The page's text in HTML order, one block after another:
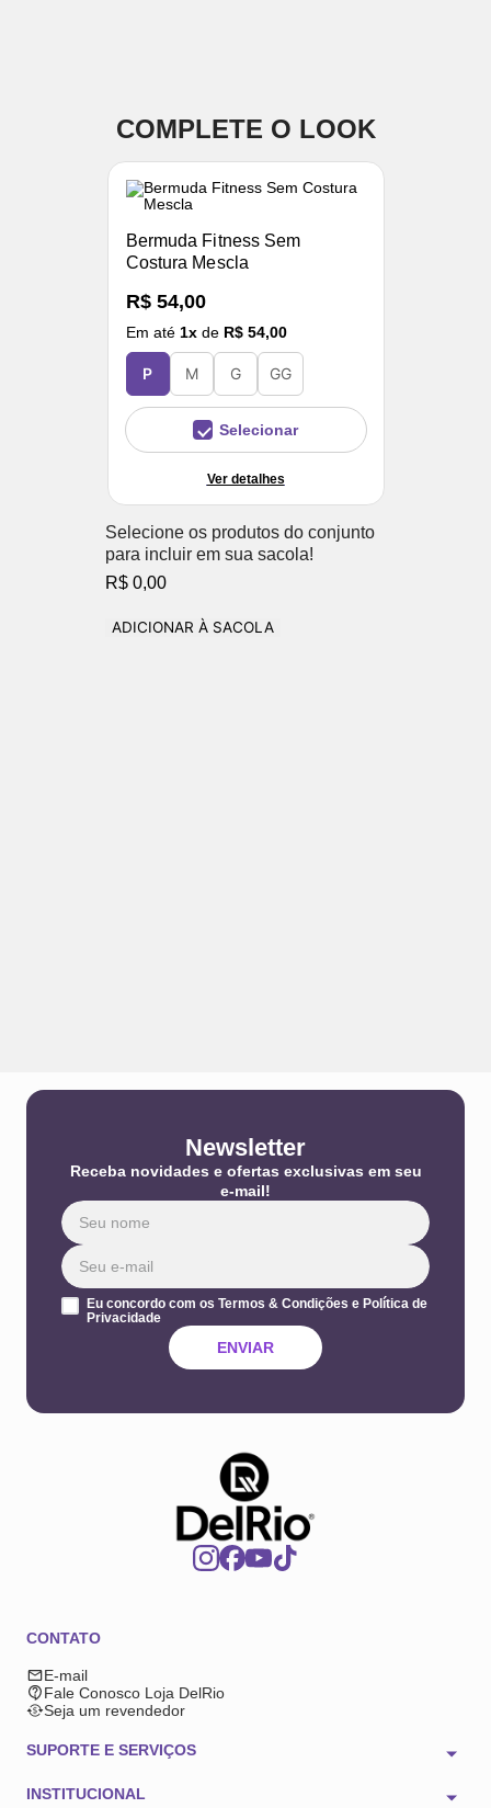
COMPLETE O LOOK
Bermuda Fitness Sem
Costura Mescla
R$ 54,00
Em até 1x de R$ 54,00
P M G GG
Selecionar
Ver detalhes
Selecione os produtos do conjunto
para incluir em sua sacola!
R$ 0,00
ADICIONAR À SACOLA
Newsletter
Receba novidades e ofertas exclusivas em seu
e-mail!
Eu concordo com os Termos & Condições e Política de
Privacidade
ENVIAR
CONTATO
E-mail
Fale Conosco Loja DelRio
Seja um revendedor
SUPORTE E SERVIÇOS
INSTITUCIONAL